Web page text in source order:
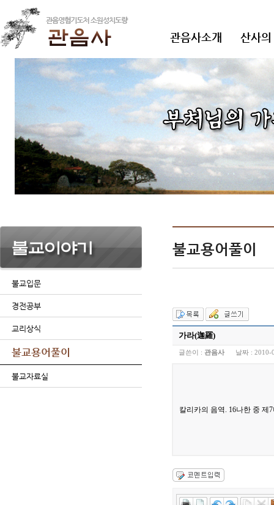
관음사소개 산사
불교입문
경전공부
교리상식
불교용어풀이
불교자료실
불교용어풀이
가라(迦羅)
글쓴이 : 관음사 날짜 : 2010-
칼리카의 음역. 16나한 중